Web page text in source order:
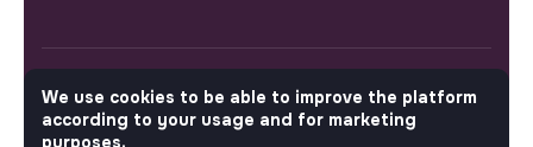
FOLLOW US
We use cookies to be able to improve the platform
according to your usage and for marketing
purposes.